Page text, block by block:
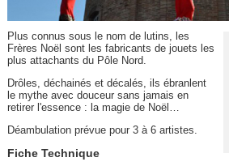
Plus connus sous le nom de lutins, les
Frères Noël sont les fabricants de jouets les
plus attachants du Pôle Nord.
Drôles, déchainés et décalés, ils ébranlent
le mythe avec douceur sans jamais en
retirer l'essence : la magie de Noël…
Déambulation prévue pour 3 à 6 artistes.
Fiche Technique